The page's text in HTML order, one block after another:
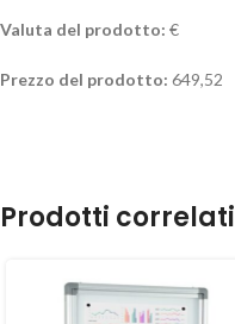
Valuta del prodotto: €
Prezzo del prodotto: 649,52
Prodotti correlati